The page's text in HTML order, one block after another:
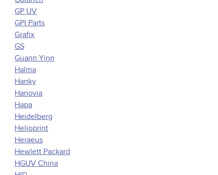
GP UV
GPI Parts
Grafix
GS
Guann Yinn
Halma
Hanky
Hanovia
Hapa
Heidelberg
Helioprint
Heraeus
Hewlett Packard
HGUV China